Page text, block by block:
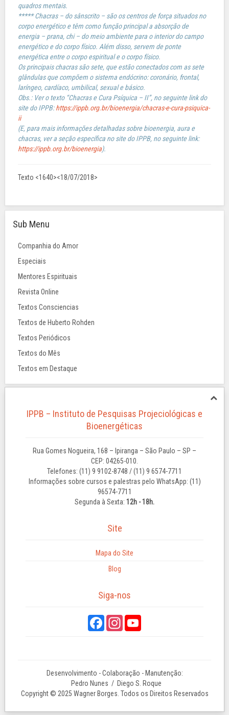
quadros mentais.
***** Chacras – do sânscrito – são os centros de força situados no
corpo energético e têm como função principal a absorção de
energia – prana, chi – do meio ambiente para o interior do campo
energético e do corpo físico. Além disso, servem de ponte
energética entre o corpo espiritual e o corpo físico.
Os principais chacras são sete, que estão conectados com as sete
glândulas que compõem o sistema endócrino: coronário, frontal,
laríngeo, cardíaco, umbilical, sexual e básico.
Obs.: Ver o texto “Chacras e Cura Psíquica – II”, no seguinte link do
site do IPPB:https://ippb.org.br/bioenergia/chacras-e-cura-psiquica-
ii
(E, para mais informações detalhadas sobre bioenergia, aura e
chacras, ver a seção específica no site do IPPB, no seguinte link:
https://ippb.org.br/bioenergia).
Texto <1640><18/07/2018>
Sub Menu
Companhia do Amor
Especiais
Mentores Espirituais
Revista Online
Textos Consciencias
Textos de Huberto Rohden
Textos Periódicos
Textos do Mês
Textos em Destaque
IPPB – Instituto de Pesquisas Projeciológicas e
Bioenergéticas
Rua Gomes Nogueira, 168 – Ipiranga – São Paulo – SP –
CEP: 04265-010.
Telefones: (11) 9 9102-8748 / (11) 9 6574-7711
Informações sobre cursos e palestras pelo WhatsApp: (11)
96574-7711
Segunda à Sexta: 12h - 18h.
Site
Mapa do Site
Blog
Siga-nos
Desenvolvimento - Colaboração - Manutenção:
Pedro Nunes / Diego S. Roque
Copyright © 2025 Wagner Borges. Todos os Direitos Reservados